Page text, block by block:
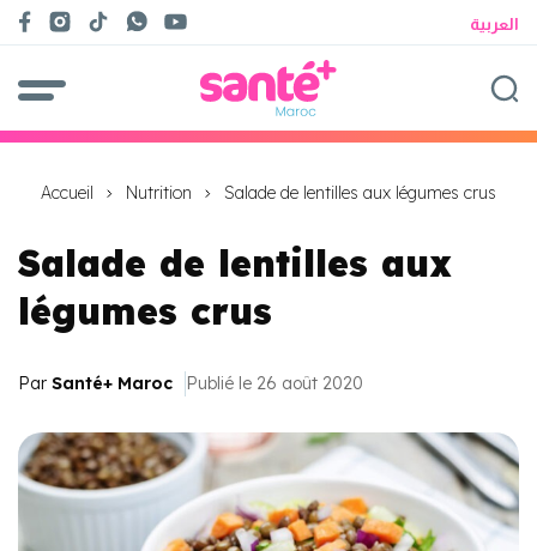
العربية
Accueil Nutrition Salade de lentilles aux légumes crus
Salade de lentilles aux
légumes crus
Par Santé+ Maroc Publié le 26 août 2020